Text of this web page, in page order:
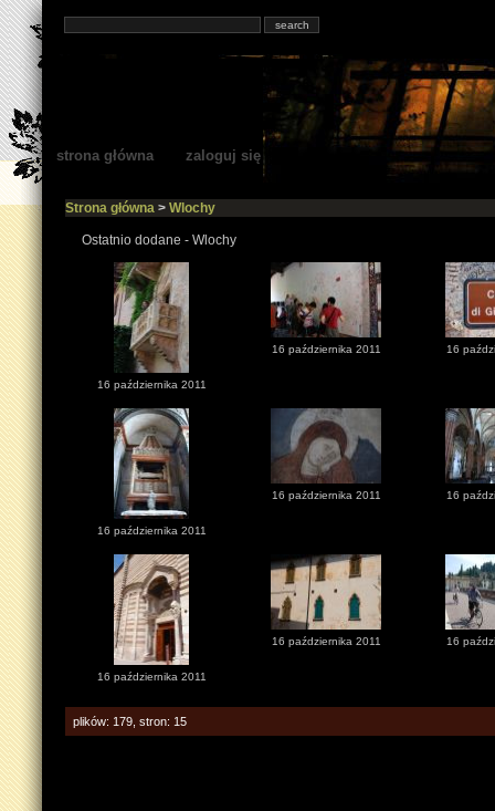
strona główna zaloguj się
Strona główna> Wlochy
Ostatnio dodane - Wlochy
16 października 2011
16 października 2011 16
16 października 2011
16 października 2011 16
16 października 2011
16 października 2011 16
plików: 179, stron: 15